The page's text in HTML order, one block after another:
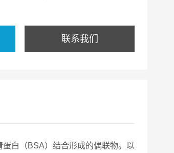
联系我们
白（BSA）结合形成的偶联物。以